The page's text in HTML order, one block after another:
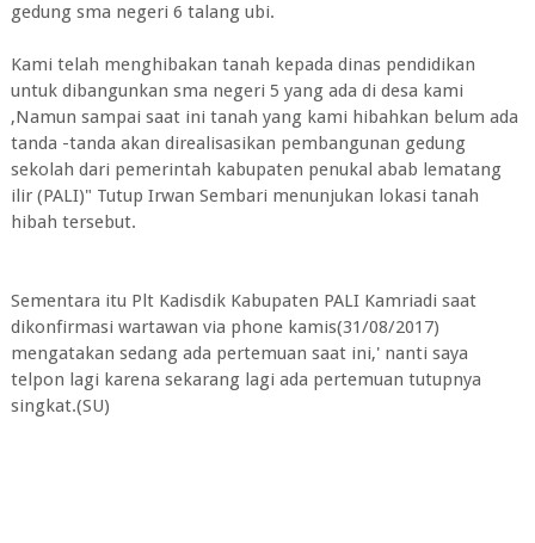
gedung sma negeri 6 talang ubi.
Kami telah menghibakan tanah kepada dinas pendidikan
untuk dibangunkan sma negeri 5 yang ada di desa kami
,Namun sampai saat ini tanah yang kami hibahkan belum ada
tanda -tanda akan direalisasikan pembangunan gedung
sekolah dari pemerintah kabupaten penukal abab lematang
ilir (PALI)" Tutup Irwan Sembari menunjukan lokasi tanah
hibah tersebut.
Sementara itu Plt Kadisdik Kabupaten PALI Kamriadi saat
dikonfirmasi wartawan via phone kamis(31/08/2017)
mengatakan sedang ada pertemuan saat ini,' nanti saya
telpon lagi karena sekarang lagi ada pertemuan tutupnya
singkat.(SU)